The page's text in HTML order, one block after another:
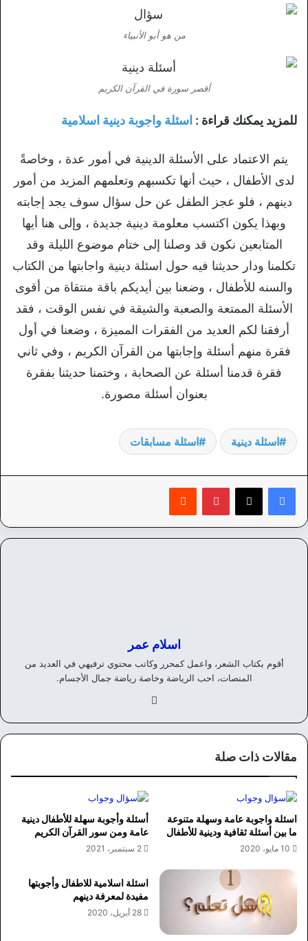
من هو أبو الأنبياء
أقصر سورة في القرآن الكريم
للمزيد يمكنك قراءة : اسئلة واجوبة دينية اسلامية
يتم الاعتماد على الأسئلة الدينية في أمور عدة ، وخاصةً
لدى الأطفال ، حيث أنها تكسبهم وتعلمهم المزيد من أمور
دينهم ، فلو عجز الطفل عن حل سؤال سوف يجد إجابته
وبهذا يكون اكتسب معلومة دينية جديدة ، وإلى هنا أيها
المتابعين نكون قد وصلنا إلى ختام موضوع الليلة وقد
تكلمنا ودار حديثنا فيه حول اسئلة دينية واجابتها من الكتاب
والسنه للأطفال ، وضعنا بين أيديكم باقة منتقاة من أقوى
الأسئلة الممتعة والصعبة والشيقة في نفس الوقت ، فقد
أرفقنا لكم العديد من الفقرات المميزة ، وضعنا في أول
فقرة منهم أسئلة وإجابتها من القرآن الكريم ، وفي ثاني
فقرة قدمنا أسئلة عن الصحابة ، وختمنا حديثنا بفقرة
بعنوان أسئلة مصورة.
اسئلة دينية اسئلة مسابقات
بينتيريست
اسلام عمر
أقوم بكتاب الشعر، واعمل كمحرر وكاتب محتوي ترفيهي في العديد من
المنصات، احب الرياضة وخاصة رياضة جمال الأجسام.
وك
مقالات ذات صلة
اسئلة واجوبة عامة وسهلة متنوعة
ما بين أسئلة ثقافية ودينية للأطفال
10 مايو، 2020
أسئلة وأجوبة سهلة للأطفال دينية
عامة ومن سور القرآن الكريم
2 سبتمبر، 2021
اسئلة اسلامية للاطفال وأجوبتها
مفيدة لمعرفة دينهم
28 أبريل، 2020